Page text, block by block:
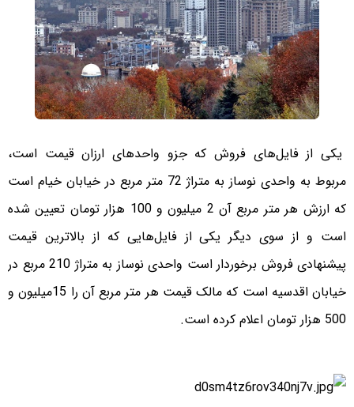
یکی از فایل‌های فروش که جزو واحدهای ارزان قیمت است،
مربوط به واحدی نوساز به متراژ 72 متر مربع در خیابان خیام است
که ارزش هر متر مربع آن 2 میلیون و 100 هزار تومان تعیین شده
است و از سوی دیگر یکی از فایل‌هایی که از بالاترین قیمت
پیشنهادی فروش برخوردار است واحدی نوساز به متراژ 210 مربع در
خیابان اقدسیه است که مالک قیمت هر متر مربع آن را 15میلیون و
500 هزار تومان اعلام کرده است.